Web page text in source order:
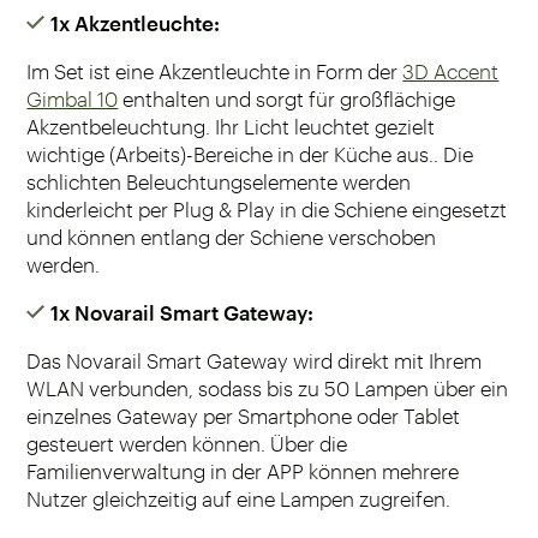
1x Akzentleuchte:
Im Set ist eine Akzentleuchte in Form der3D Accent
Gimbal 10 enthalten und sorgt für großflächige
Akzentbeleuchtung. Ihr Licht leuchtet gezielt
wichtige (Arbeits)-Bereiche in der Küche aus.. Die
schlichten Beleuchtungselemente werden
kinderleicht per Plug & Play in die Schiene eingesetzt
und können entlang der Schiene verschoben
werden.
1x Novarail Smart Gateway:
Das Novarail Smart Gateway wird direkt mit Ihrem
WLAN verbunden, sodass bis zu 50 Lampen über ein
einzelnes Gateway per Smartphone oder Tablet
gesteuert werden können. Über die
Familienverwaltung in der APP können mehrere
Nutzer gleichzeitig auf eine Lampen zugreifen.